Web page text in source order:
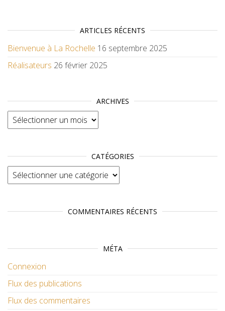
ARTICLES RÉCENTS
Bienvenue à La Rochelle 16 septembre 2025
Réalisateurs 26 février 2025
ARCHIVES
Archives
CATÉGORIES
Catégories
COMMENTAIRES RÉCENTS
MÉTA
Connexion
Flux des publications
Flux des commentaires